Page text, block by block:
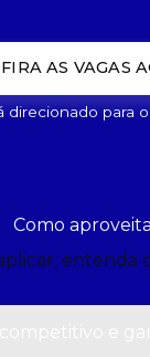
AS VAGAS
direcionado para
Como
entenda